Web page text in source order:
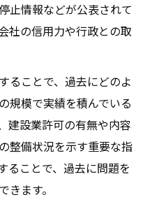
止情報などが公表されて
社の信用力や行政との取
ることで、過去にどのよ
規模で実績を積んでいる
建設業許可の有無や内容
整備状況を示す重要な指
ることで、過去に問題を
ます。